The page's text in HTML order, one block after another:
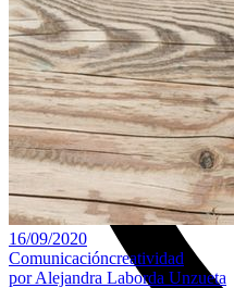
16/09/2020
Comunicacióncreatividad
porAlejandra Laborda Unzueta